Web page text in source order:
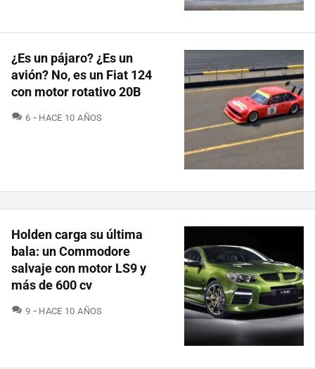
¿Es un pájaro? ¿Es un
avión? No, es un Fiat 124
con motor rotativo 20B
6 COMENTARIOS
HACE 10 AÑOS
Holden carga su última
bala: un Commodore
salvaje con motor LS9 y
más de 600 cv
9 COMENTARIOS
HACE 10 AÑOS